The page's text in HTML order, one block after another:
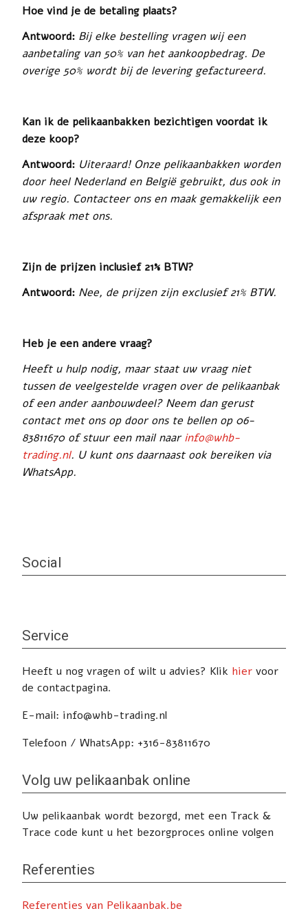
Hoe vind je de betaling plaats?
Antwoord: Bij elke bestelling vragen wij een
aanbetaling van 50% van het aankoopbedrag. De
overige 50% wordt bij de levering gefactureerd.
Kan ik de pelikaanbakken bezichtigen voordat ik
deze koop?
Antwoord: Uiteraard! Onze pelikaanbakken worden
door heel Nederland en België gebruikt, dus ook in
uw regio. Contacteer ons en maak gemakkelijk een
afspraak met ons.
Zijn de prijzen inclusief 21% BTW?
Antwoord: Nee, de prijzen zijn exclusief 21% BTW.
Heb je een andere vraag?
Heeft u hulp nodig, maar staat uw vraag niet
tussen de veelgestelde vragen over de pelikaanbak
of een ander aanbouwdeel? Neem dan gerust
contact met ons op door ons te bellen op 06-
83811670 of stuur een mail naar info@whb-
trading.nl. U kunt ons daarnaast ook bereiken via
WhatsApp.
Social
Service
Heeft u nog vragen of wilt u advies? Klik hier voor
de contactpagina.
E-mail: info@whb-trading.nl
Telefoon / WhatsApp: +316-83811670
Volg uw pelikaanbak online
Uw pelikaanbak wordt bezorgd, met een Track &
Trace code kunt u het bezorgproces online volgen
Referenties
Referenties van Pelikaanbak.be